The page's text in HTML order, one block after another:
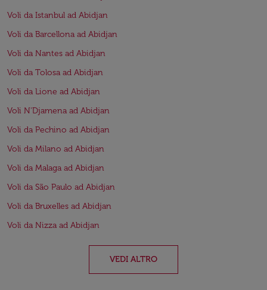
Voli da Istanbul ad Abidjan
Voli da Barcellona ad Abidjan
Voli da Nantes ad Abidjan
Voli da Tolosa ad Abidjan
Voli da Lione ad Abidjan
Voli N'Djamena ad Abidjan
Voli da Pechino ad Abidjan
Voli da Milano ad Abidjan
Voli da Malaga ad Abidjan
Voli da São Paulo ad Abidjan
Voli da Bruxelles ad Abidjan
Voli da Nizza ad Abidjan
VEDI ALTRO